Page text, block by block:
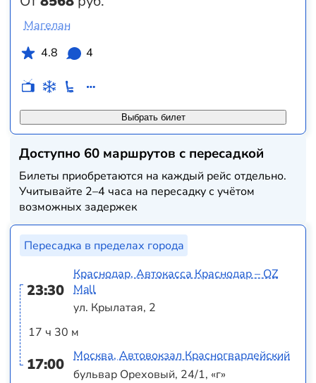
Выбрать билет
Магелан
4.8
4
Доступно 60 маршрутов с пересадкой
Билеты приобретаются на каждый рейс отдельно.
Учитывайте 2–4 часа на пересадку с учётом
возможных задержек
Пересадка в пределах города
23:30
17 ч 30 м
17:00
Краснодар, Автокасса Краснодар – OZ
Mall
ул. Крылатая, 2
Москва, Автовокзал Красногвардейский
бульвар Ореховый, 24/1, «г»